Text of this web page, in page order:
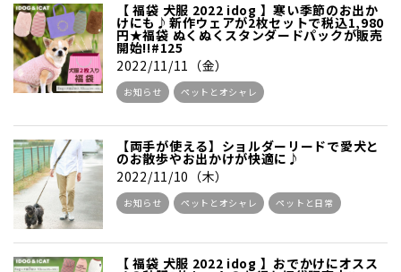
【 福袋 犬服 2022 idog 】寒い季節のお出か
けにも♪新作ウェアが2枚セットで税込1,980
円★福袋 ぬくぬくスタンダードパックが販売
開始!!#125
2022/11/11（金）
お知らせ ペットとオシャレ
【両手が使える】ショルダーリードで愛犬と
のお散歩やお出かけが快適に♪
2022/11/10（木）
お知らせ ペットとオシャレ ペットと日常
【 福袋 犬服 2022 idog 】おでかけにオスス